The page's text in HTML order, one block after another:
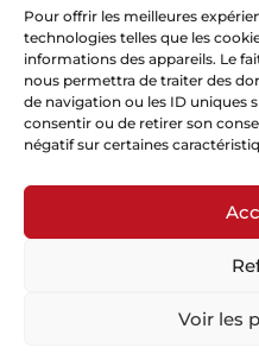
Pour offrir les meilleures
technologies telles que les
informations des appareils. Le
nous permettra de traiter des
de navigation ou les ID uniques
consentir ou de retirer son
négatif sur certaines
Voir les
Proche Aix en Provence